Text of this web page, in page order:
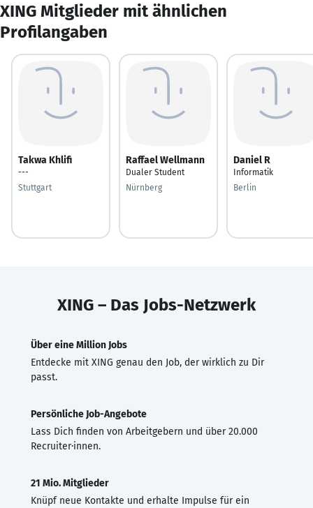
XING Mitglieder mit ähnlichen
Profilangaben
Takwa Khlifi
---
Stuttgart
Raffael Wellmann
Dualer Student
Nürnberg
Daniel R
Informatik
Berlin
XING – Das Jobs-Netzwerk
Über eine Million Jobs
Entdecke mit XING genau den Job, der wirklich zu Dir
passt.
Persönliche Job-Angebote
Lass Dich finden von Arbeitgebern und über 20.000
Recruiter·innen.
21 Mio. Mitglieder
Knüpf neue Kontakte und erhalte Impulse für ein